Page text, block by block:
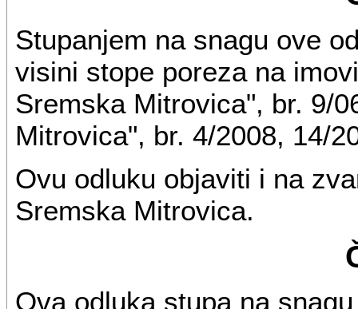
Stupanjem na snagu ove
visini stope poreza na
Sremska Mitrovica", br. 9/
Mitrovica", br. 4/2008, 14/
Ovu odluku objaviti i na
Sremska Mitrovica.
Ova odluka stupa na